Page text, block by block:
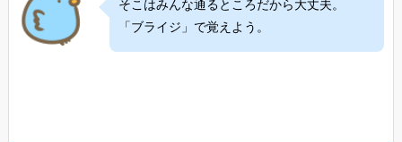
そこはみんな通るところだから大丈夫。
「ブライジ」で覚えよう。